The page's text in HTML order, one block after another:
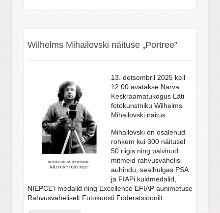
Wilhelms Mihailovski näituse „Portree”
13. detsembril 2025 kell
12.00 avatakse Narva
Keskraamatukogus Läti
fotokunstniku Wilhelms
Mihailovski näitus.
Mihailovski on osalenud
rohkem kui 300 näitusel
50 riigis ning pälvinud
mitmeid rahvusvahelisi
auhindu, sealhulgas PSA
ja FIAPi kuldmedalid,
NIEPCE’i medalid ning Excellence EFIAP aunimetuse
Rahvusvaheliselt Fotokunsti Föderatsioonilt.